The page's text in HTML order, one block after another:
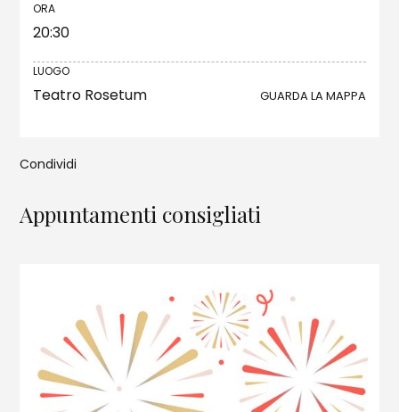
ORA
20:30
LUOGO
Teatro Rosetum GUARDA LA MAPPA
Appuntamenti consigliati
Condividi